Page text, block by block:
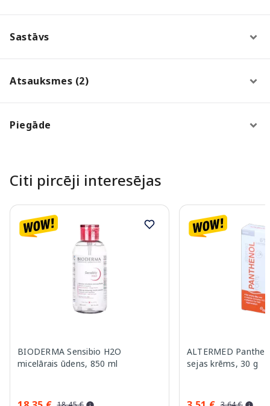
Sastāvs
Atsauksmes (2)
Piegāde
Citi pircēji interesējas
BIODERMA Sensibio H2O
micelārais ūdens, 850 ml
ALTERMED
sejas krēms, 30 g